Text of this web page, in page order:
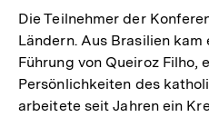
Die Teilnehmer der
Ländern. Aus Brasilien
Führung von Queiroz Filho,
Persönlichkeiten des
arbeitete seit Jahren ein